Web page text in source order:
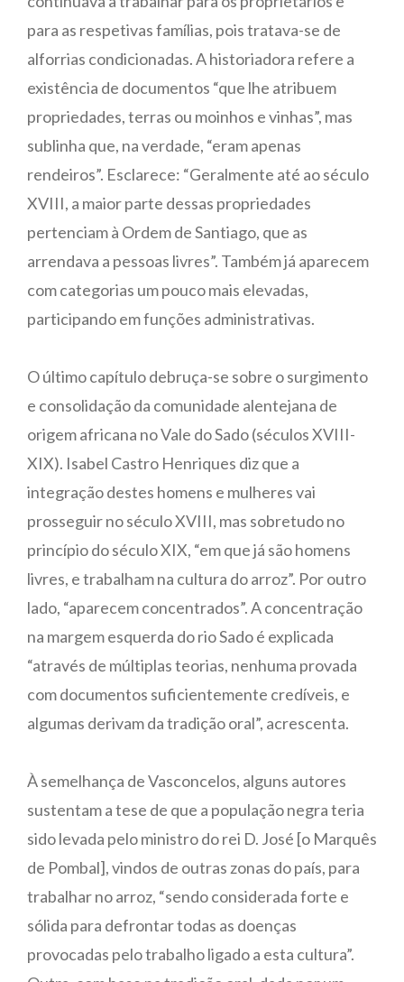
para as respetivas famílias, pois tratava-se de
alforrias condicionadas. A historiadora refere a
existência de documentos “que lhe atribuem
propriedades, terras ou moinhos e vinhas”, mas
sublinha que, na verdade, “eram apenas
rendeiros”. Esclarece: “Geralmente até ao século
XVIII, a maior parte dessas propriedades
pertenciam à Ordem de Santiago, que as
arrendava a pessoas livres”. Também já aparecem
com categorias um pouco mais elevadas,
participando em funções administrativas.
O último capítulo debruça-se sobre o surgimento
e consolidação da comunidade alentejana de
origem africana no Vale do Sado (séculos XVIII-
XIX). Isabel Castro Henriques diz que a
integração destes homens e mulheres vai
prosseguir no século XVIII, mas sobretudo no
princípio do século XIX, “em que já são homens
livres, e trabalham na cultura do arroz”. Por outro
lado, “aparecem concentrados”. A concentração
na margem esquerda do rio Sado é explicada
“através de múltiplas teorias, nenhuma provada
com documentos suficientemente credíveis, e
algumas derivam da tradição oral”, acrescenta.
À semelhança de Vasconcelos, alguns autores
sustentam a tese de que a população negra teria
sido levada pelo ministro do rei D. José [o Marquês
de Pombal], vindos de outras zonas do país, para
trabalhar no arroz, “sendo considerada forte e
sólida para defrontar todas as doenças
provocadas pelo trabalho ligado a esta cultura”.